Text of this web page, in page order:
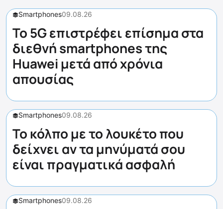
Smartphones09.08.26
Το 5G επιστρέφει επίσημα στα
διεθνή smartphones της
Huawei μετά από χρόνια
απουσίας
Smartphones09.08.26
Το κόλπο με το λουκέτο που
δείχνει αν τα μηνύματά σου
είναι πραγματικά ασφαλή
Smartphones09.08.26